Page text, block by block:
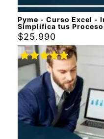
Pyme - Curso Excel -
Simplifica tus
$25.990
Valorado
con5.00de
5